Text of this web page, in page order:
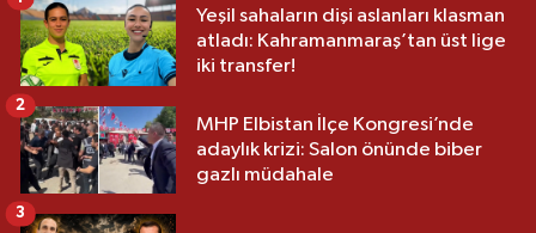
Yeşil sahaların dişi aslanları klasman
atladı: Kahramanmaraş’tan üst lige
iki transfer!
MHP Elbistan İlçe Kongresi’nde
adaylık krizi: Salon önünde biber
gazlı müdahale
2
3